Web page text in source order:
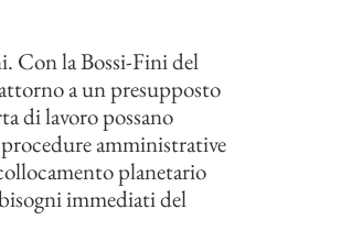
Con la Bossi-Fini del
a un presupposto
di lavoro possano
amministrative
planetario
bisogni immediati del